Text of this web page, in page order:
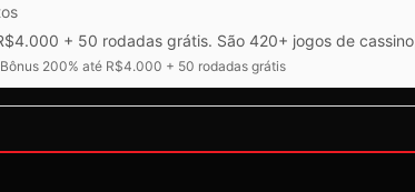
+ 50 rodadas grátis. São 420+ jogos de
Bônus 200% até R$4.000 + 50 rodadas grátis